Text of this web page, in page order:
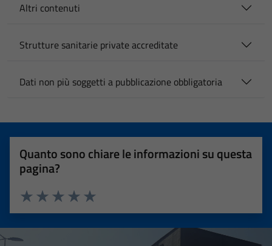
Altri contenuti
Strutture sanitarie private accreditate
Dati non più soggetti a pubblicazione obbligatoria
Quanto sono chiare le informazioni su questa
pagina?
Valuta 5 stelle su 5
Valuta 4 stelle su 5
Valuta 3 stelle su 5
Valuta 2 stelle su 5
Valuta 1 stelle su 5